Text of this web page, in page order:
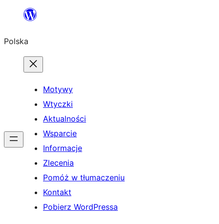
Przejdź
treści
Polska
Motywy
Wtyczki
Aktualności
Wsparcie
Informacje
Zlecenia
Pomóż w tłumaczeniu
Kontakt
Pobierz WordPressa